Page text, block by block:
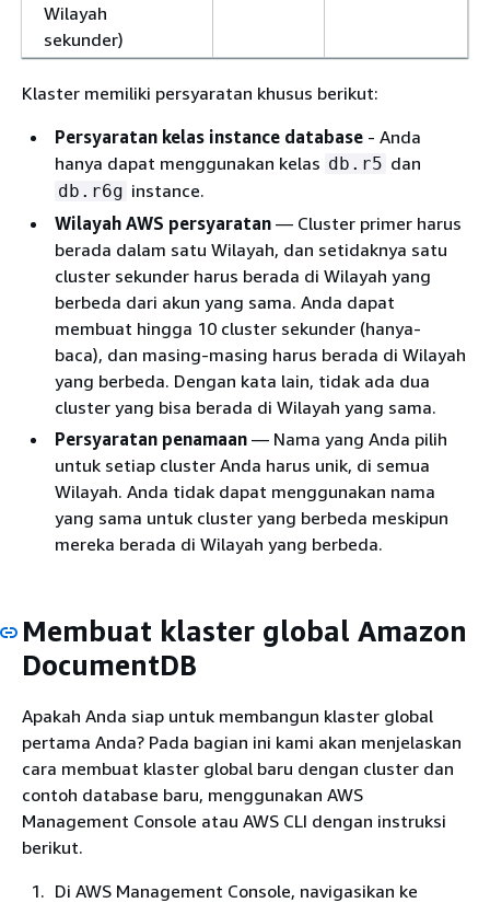
Wilayah
sekunder)
Klaster memiliki persyaratan khusus berikut:
Persyaratan kelas instance database - Anda
hanya dapat menggunakan kelas db.r5 dan
db.r6g instance.
Wilayah AWS persyaratan — Cluster primer harus
berada dalam satu Wilayah, dan setidaknya satu
cluster sekunder harus berada di Wilayah yang
berbeda dari akun yang sama. Anda dapat
membuat hingga 10 cluster sekunder (hanya-
baca), dan masing-masing harus berada di Wilayah
yang berbeda. Dengan kata lain, tidak ada dua
cluster yang bisa berada di Wilayah yang sama.
Persyaratan penamaan — Nama yang Anda pilih
untuk setiap cluster Anda harus unik, di semua
Wilayah. Anda tidak dapat menggunakan nama
yang sama untuk cluster yang berbeda meskipun
mereka berada di Wilayah yang berbeda.
Membuat klaster global Amazon
DocumentDB
Apakah Anda siap untuk membangun klaster global
pertama Anda? Pada bagian ini kami akan menjelaskan
cara membuat klaster global baru dengan cluster dan
contoh database baru, menggunakan AWS
Management Console atau AWS CLI dengan instruksi
berikut.
Di AWS Management Console, navigasikan ke